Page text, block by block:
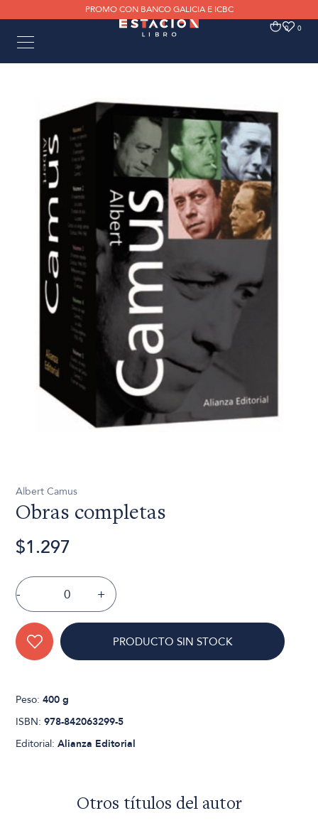
PROMO CON BANCO GALICIA E ICBC
0 0
Albert Camus
Obras completas
$1.297
- +
PRODUCTO SIN STOCK
Peso:400 g
ISBN:978-842063299-5
Editorial:Alianza Editorial
Otros títulos del autor